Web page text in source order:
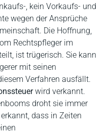
, kein Vorkaufs- und
wegen der Ansprüche
Die Hoffnung,
Rechtspfleger im
ist trügerisch. Sie kann
mit seinen
Verfahren ausfällt.
wird verkannt.
droht sie immer
dass in Zeiten